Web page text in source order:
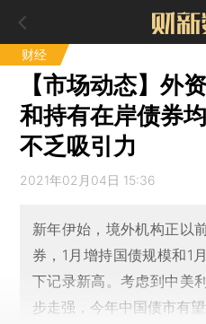
财经
【市场动态】外
和持有在岸债券
不乏吸引力
2021年02月04日 15:36
新年伊始，境外机构正以
券，1月增持国债规模和1
下记录新高。考虑到中美
步走强，今年中国债市有